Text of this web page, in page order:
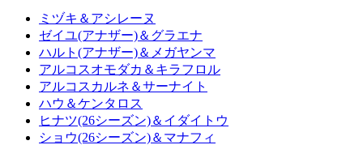
ミヅキ＆アシレーヌ
ゼイユ(アナザー)＆グラエナ
ハルト(アナザー)＆メガヤンマ
アルコスオモダカ＆キラフロル
アルコスカルネ＆サーナイト
ハウ＆ケンタロス
ヒナツ(26シーズン)＆イダイトウ
ショウ(26シーズン)＆マナフィ